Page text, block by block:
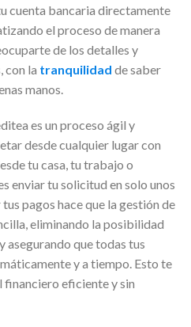
cuenta bancaria directamente
el proceso de manera
de los detalles y
con la tranquilidad de saber
manos.
es un proceso ágil y
desde cualquier lugar con
tu casa, tu trabajo o
enviar tu solicitud en solo unos
pagos hace que la gestión de
eliminando la posibilidad
asegurando que todas tus
y a tiempo. Esto te
eficiente y sin